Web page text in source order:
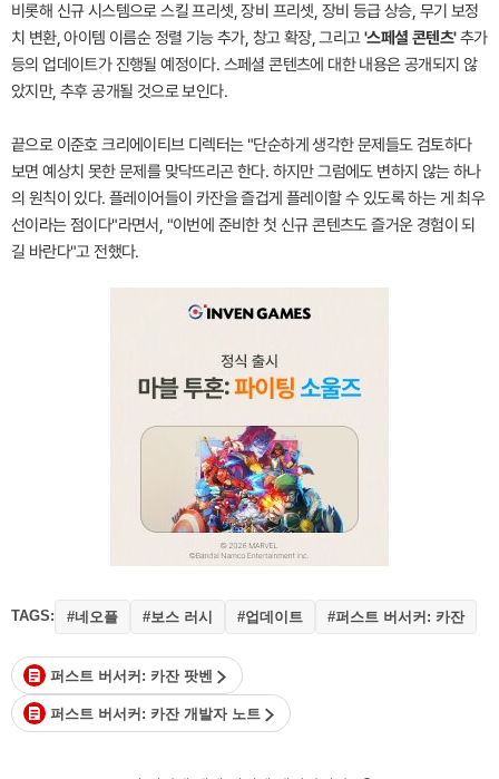
비롯해 신규 시스템으로 스킬 프리셋, 장비 프리셋, 장비 등급 상승, 무기 보정
치 변환, 아이템 이름순 정렬 기능 추가, 창고 확장, 그리고'스페셜 콘텐츠'추가
등의 업데이트가 진행될 예정이다. 스페셜 콘텐츠에 대한 내용은 공개되지 않
았지만, 추후 공개될 것으로 보인다.
끝으로 이준호 크리에이티브 디렉터는 "단순하게 생각한 문제들도 검토하다
보면 예상치 못한 문제를 맞닥뜨리곤 한다. 하지만 그럼에도 변하지 않는 하나
의 원칙이 있다. 플레이어들이 카잔을 즐겁게 플레이할 수 있도록 하는 게 최우
선이라는 점이다"라면서, "이번에 준비한 첫 신규 콘텐츠도 즐거운 경험이 되
길 바란다"고 전했다.
TAGS: #네오플 #보스 러시 #업데이트 #퍼스트 버서커: 카잔
퍼스트 버서커: 카잔 팟벤
퍼스트 버서커: 카잔 개발자 노트